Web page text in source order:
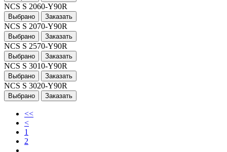
NCS S 2060-Y90R
Выбрано Заказать
NCS S 2070-Y90R
Выбрано Заказать
NCS S 2570-Y90R
Выбрано Заказать
NCS S 3010-Y90R
Выбрано Заказать
NCS S 3020-Y90R
Выбрано Заказать
<<
<
1
2